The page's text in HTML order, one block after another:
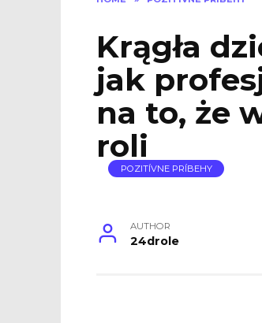
Krągła
jak
na to, że
roli
POZITÍVNE PRÍBEHY
AUTHOR
24drole